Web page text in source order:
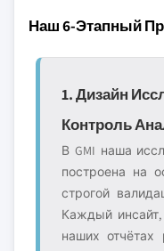
Наш 6-Этапный
1. Дизайн
Контроль
В GMI наша
построена на
строгой
Каждый инсайт,
наших отчётах